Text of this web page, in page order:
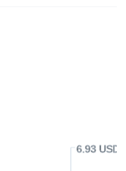
6.93 USD